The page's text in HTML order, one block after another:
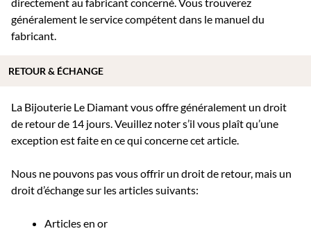
directement au fabricant concerné. Vous trouverez
généralement le service compétent dans le manuel du
fabricant.
La Bijouterie Le Diamant vous offre généralement un droit
de retour de 14 jours. Veuillez noter s’il vous plaît qu’une
exception est faite en ce qui concerne cet article.
Nous ne pouvons pas vous offrir un droit de retour, mais un
droit d’échange sur les articles suivants:
Articles en or
RETOUR & ÉCHANGE